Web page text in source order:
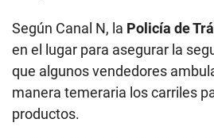
Según Canal N, la Policía de
en el lugar para asegurar la
que algunos vendedores
manera temeraria los carriles
productos.